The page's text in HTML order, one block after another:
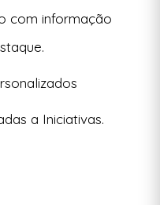
com informação
a Iniciativas.